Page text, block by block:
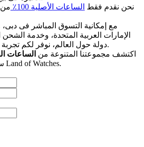
نحن نقدم فقط الساعات الأصلیة 100٪
من
مع إمکانیة التسوق المباشر فی
دولة حول العالم، نوفر لکم تجربة تسوق آمنة وبدون حدود.
اکتشف مجموعتنا المتنوعة من الساعات
ساعتک المثالیة الیوم من Land of Watches.